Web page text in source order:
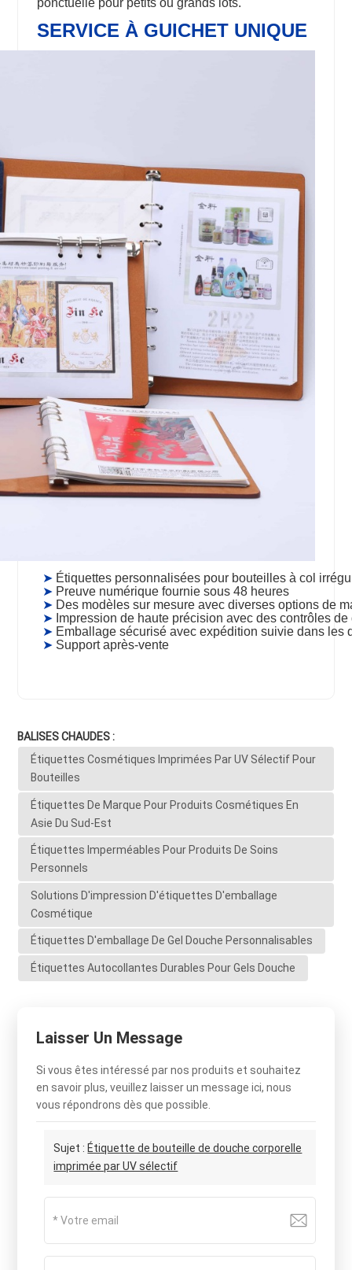
ponctuelle pour petits ou grands lots.
SERVICE À GUICHET UNIQUE
➤ Étiquettes personnalisées pour bouteilles à col
➤ Preuve numérique fournie sous 48 heures
➤ Des modèles sur mesure avec diverses options de
➤ Impression de haute précision avec des contrôles
➤ Emballage sécurisé avec expédition suivie dans les
➤ Support après-vente
BALISES CHAUDES :
Étiquettes Cosmétiques Imprimées Par UV Sélectif Pour
Bouteilles
Étiquettes De Marque Pour Produits Cosmétiques En
Asie Du Sud-Est
Étiquettes Imperméables Pour Produits De Soins
Personnels
Solutions D'impression D'étiquettes D'emballage
Cosmétique
Étiquettes D'emballage De Gel Douche Personnalisables
Étiquettes Autocollantes Durables Pour Gels Douche
Laisser Un Message
Si vous êtes intéressé par nos produits et souhaitez
en savoir plus, veuillez laisser un message ici, nous
vous répondrons dès que possible.
Sujet : Étiquette de bouteille de douche corporelle
imprimée par UV sélectif